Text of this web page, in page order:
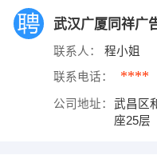
武汉广厦同祥广
联系人： 程小姐
联系电话： ****
公司地址：
武昌区
座25层